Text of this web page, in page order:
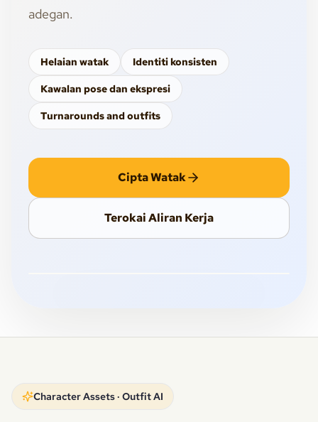
adegan.
Helaian watak Identiti konsisten
Kawalan pose dan ekspresi
Turnarounds and outfits
Cipta Watak
Terokai Aliran Kerja
SISTEM RUJUKAN WATAK
Bina identiti yang boleh diguna semula untuk
watak yang sama merentas gaya, pose,
ekspresi, prop, dan serahan pengeluaran.
Character Assets · Outfit AI